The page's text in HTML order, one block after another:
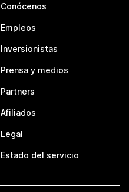
Conócenos
Empleos
Inversionistas
Prensa y medios
Partners
Afiliados
Legal
Estado del servicio